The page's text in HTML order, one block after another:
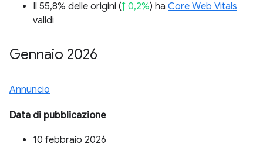
Il 55,8% delle origini (↑ 0,2%) ha Core Web Vitals
validi
Gennaio 2026
Annuncio
Data di pubblicazione
10 febbraio 2026